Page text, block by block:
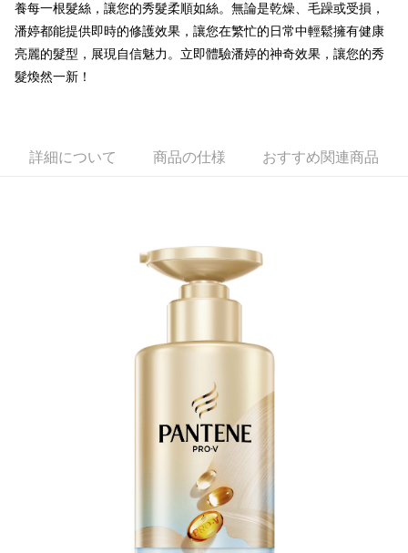
2.SMSで認証してお支払い手続を進めてください。
3.注文するときのお支払いは不要です。商品はご指定の住所に配送されま
4.ご注文が完了すると、携帯に支払い通知のSMSが届きます。アプリ会員
の場合は、AFTEE アプリプッシュ通知が届きます。
代金納付期限は最短で 14 日以内ですので、ご注意ください。AFTEE アプ
を延長できますが、商品を期限内に受け取れない場合があります（例：予
約商品や商品到着日が比較的遅い商品）。そのため、商品到着の有無に関
わらず、AFTEEで指定された期限内にお支払いください。
1.初回 AFTEEを ご利用の際に、認証結果及び当社の審査の結果に基づ
き、限度額が設定されます。
3.現在、台湾の会員のみご利用いただけます。
三、利用規約「AFTEE代金後払い」（以下当サービスという）はネットプ
ロテクションズ（以下 AFTEE という）が提供し、AFTEEが代金を徴収し
ます。当サービスご利用の際に提供しなければならない個人情報（注文者
の氏名、電話番号、受取人の氏名、電話番号、受取人住所を含むがこれに
限らない）は、AFTEEに渡され当サービスで必要な範囲内で利用されま
す。AFTEEの個人情報の収集、処理、利用について、詳細はAFTEE公式ホ
ームページの『個人情報の収集、処理及び利用に関する声明』をご参照く
https://aftee.tw/privacypolicy/）。
配送方法
全家取貨付款
配送毎にNT$60、NT$599以上で送料無料
7-11取貨付款
配送毎にNT$60、NT$599以上で送料無料
配送毎にNT$120、NT$899以上で送料無料
養每一根髮絲，讓您的秀髮柔順如絲。無論是乾燥、毛躁或受損，
潘婷都能提供即時的修護效果，讓您在繁忙的日常中輕鬆擁有健康
亮麗的髮型，展現自信魅力。立即體驗潘婷的神奇效果，讓您的秀
髮煥然一新！
詳細について 商品の仕様 おすすめ関連商品